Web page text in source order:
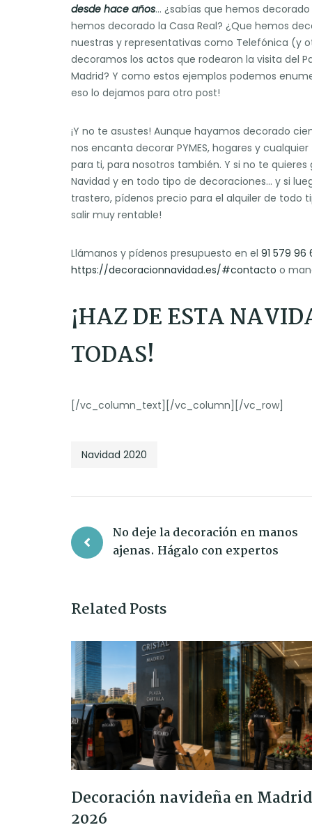
desde hace años… ¿sabías que hemos
hemos decorado la Casa Real? ¿Que hemos
nuestras y representativas como Telefónica (y
decoramos los actos que rodearon la visita del
Madrid? Y como estos ejemplos podemos
eso lo dejamos para otro post!
¡Y no te asustes! Aunque hayamos decorado
nos encanta decorar PYMES, hogares y
para ti, para nosotros también. Y si no te
Navidad y en todo tipo de decoraciones… y si
trastero, pídenos precio para el alquiler de todo
salir muy rentable!
Llámanos y pídenos presupuesto en el 91 579 96
https://decoracionnavidad.es/#contacto o
¡HAZ DE ESTA
TODAS!
[/vc_column_text][/vc_column][/vc_row]
Navidad 2020
No deje la decoración en manos
ajenas. Hágalo con expertos
Related Posts
Decoración navideña en Madrid
2026